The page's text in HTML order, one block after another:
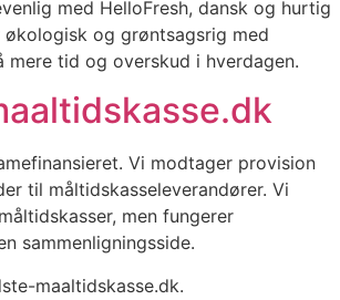
med HelloFresh, dansk og hurtig
økologisk og grøntsagsrig med
mere tid og overskud i hverdagen.
Vi modtager provision
til måltidskasseleverandører. Vi
men fungerer
sammenligningsside.
maaltidskasse.dk.